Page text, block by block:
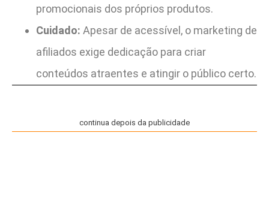
promocionais dos próprios produtos.
Cuidado: Apesar de acessível, o marketing de
afiliados exige dedicação para criar
conteúdos atraentes e atingir o público certo.
continua depois da publicidade